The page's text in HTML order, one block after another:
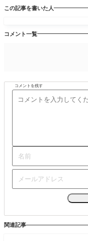
この記事を書いた人
コメント一覧
コメントを残す
関連記事